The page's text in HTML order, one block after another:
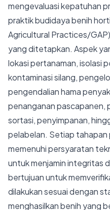
mengevaluasi kepatuhan
praktik budidaya benih
Agricultural Practices/
yang ditetapkan. Aspek
lokasi pertanaman, isolasi
kontaminasi silang,
pengendalian hama
penanganan pascapanen,
sortasi, penyimpanan,
pelabelan. Setiap tahapan
memenuhi persyaratan
untuk menjamin integritas
bertujuan untuk
dilakukan sesuai dengan
menghasilkan benih yang